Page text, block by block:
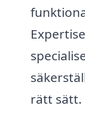
rätt sätt.